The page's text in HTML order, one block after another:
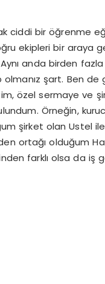
ciddi bir öğrenme
ekipleri bir
anda birden
şart. Ben de
özel sermaye ve
Örneğin,
şirket olan Ustel
ortağı olduğum
farklı olsa da iş